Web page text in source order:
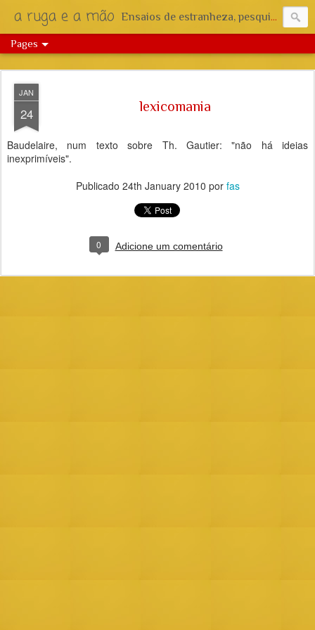
a ruga e a mão Ensaios de estranheza, pesquisa e reflexão.
Pages
JAN
24 lexicomania
Baudelaire, num texto sobre Th. Gautier: "não há ideias
inexprimíveis".
Publicado 24th January 2010 por fas
0 Adicione um comentário